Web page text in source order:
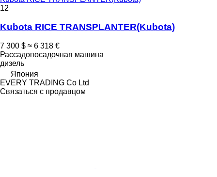
12
Kubota RICE TRANSPLANTER(Kubota)
7 300 $ ≈ 6 318 €
Рассадопосадочная машина
дизель
Япония
EVERY TRADING Co Ltd
Связаться с продавцом